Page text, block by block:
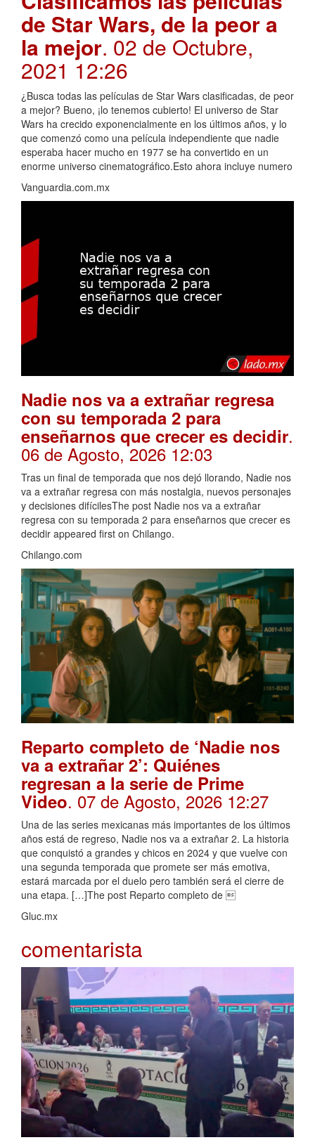
de Star Wars, de la peor a
la mejor. 02 de Octubre,
2021 12:26
¿Busca todas las películas de Star Wars clasificadas, de peor
a mejor? Bueno, ¡lo tenemos cubierto! El universo de Star
Wars ha crecido exponencialmente en los últimos años, y lo
que comenzó como una película independiente que nadie
esperaba hacer mucho en 1977 se ha convertido en un
enorme universo cinematográfico.Esto ahora incluye numero
Vanguardia.com.mx
Nadie nos va a extrañar regresa
con su temporada 2 para
enseñarnos que crecer es decidir.
06 de Agosto, 2026 12:03
Tras un final de temporada que nos dejó llorando, Nadie nos
va a extrañar regresa con más nostalgia, nuevos personajes
y decisiones difícilesThe post Nadie nos va a extrañar
regresa con su temporada 2 para enseñarnos que crecer es
decidir appeared first on Chilango.
Chilango.com
Reparto completo de ‘Nadie nos
va a extrañar 2’: Quiénes
regresan a la serie de Prime
Video. 07 de Agosto, 2026 12:27
Una de las series mexicanas más importantes de los últimos
años está de regreso, Nadie nos va a extrañar 2. La historia
que conquistó a grandes y chicos en 2024 y que vuelve con
una segunda temporada que promete ser más emotiva,
estará marcada por el duelo pero también será el cierre de
una etapa. […]The post Reparto completo de 
Gluc.mx
comentarista